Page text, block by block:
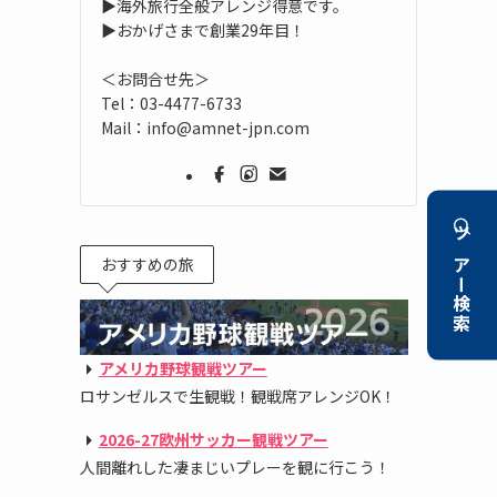
▶海外旅行全般アレンジ得意です。
▶おかげさまで創業29年目！
＜お問合せ先＞
Tel：03-4477-6733
Mail：info@amnet-jpn.com
おすすめの旅
アメリカ野球観戦ツアー
ロサンゼルスで生観戦！観戦席アレンジOK！
2026-27欧州サッカー観戦ツアー
人間離れした凄まじいプレーを観に行こう！
ツアー検索